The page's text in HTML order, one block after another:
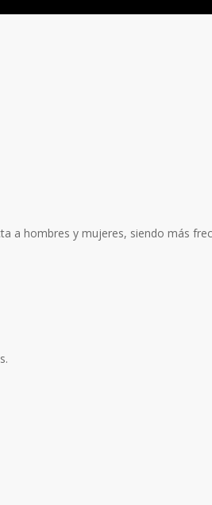
a hombres y mujeres, siendo más